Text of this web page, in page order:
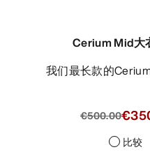
Cerium Mid大
我们最长款的
€500.00
比较